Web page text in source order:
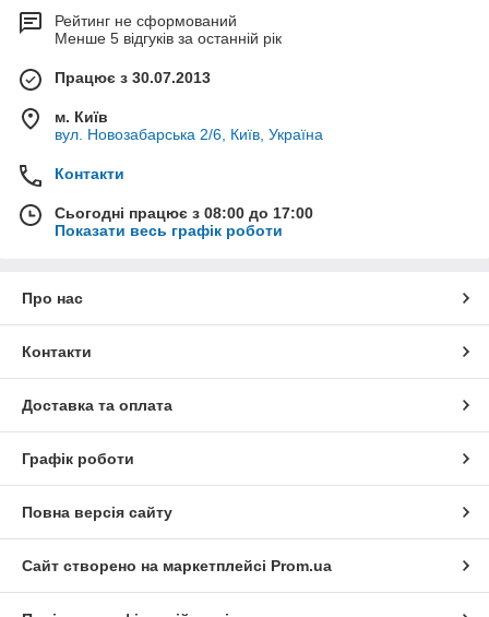
Рейтинг не сформований
Менше 5 відгуків за останній рік
Працює з 30.07.2013
м. Київ
вул. Новозабарська 2/6, Київ, Україна
Контакти
Сьогодні працює з 08:00 до 17:00
Показати весь графік роботи
Про нас
Контакти
Доставка та оплата
Графік роботи
Повна версія сайту
Сайт створено на маркетплейсі Prom.ua